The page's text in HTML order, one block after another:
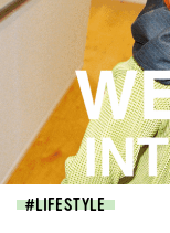
LIFESTYLE